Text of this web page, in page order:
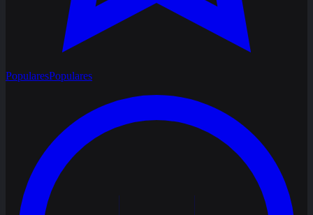
PopularesPopulares